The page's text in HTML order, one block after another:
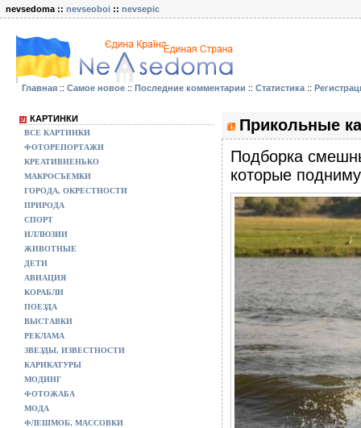
nevsedoma :: nevseoboi :: nevsepic
Главная :: Самое новое :: Последние комментарии :: Статистика ::
КАРТИНКИ
ВСЕ КАРТИНКИ
ФОТОРЕПОРТАЖИ
КРЕАТИВНЕНЬКО
МАКРОСЪЕМКИ
ГОРОДА, ОКРЕСТНОСТИ
ПРИРОДА
СПОРТ
ИЛЛЮЗИИ
ЖИВОТНЫЕ
ДЕТИ
АВИАЦИЯ
КОРАБЛИ
ПОЕЗДА
ВЫСТАВКИ
РЕКЛАМА
ЗВЕЗДЫ, ИЗВЕСТНОСТИ
КАРИКАТУРЫ
МОДИНГ
ФОТОЖАБА
МОДА
ФЛЕШМОБ, МАССОВКИ
Прикольные
Подборка
которые